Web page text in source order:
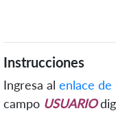
Instrucciones
Ingresa al enlace de
campo USUARIO